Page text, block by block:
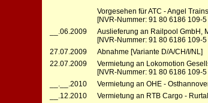
Vorgesehen für ATC - Angel
[NVR-Nummer: 91 80 6186 109-5
__.06.2009
Auslieferung an Railpool GmbH,
[NVR-Nummer: 91 80 6186 109-
27.07.2009
Abnahme [Variante D/A/CH/I/NL]
22.07.2009
Vermietung an Lokomotion
[NVR-Nummer: 91 80 6186 109-5
__.__.2010
Vermietung an OHE -
__.12.2010
Vermietung an RTB Cargo -